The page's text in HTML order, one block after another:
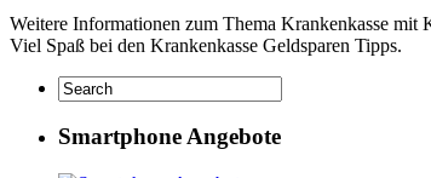
Weitere Informationen zum Thema Krankenkasse mit
Viel Spaß bei den Krankenkasse Geldsparen Tipps.
Smartphone Angebote